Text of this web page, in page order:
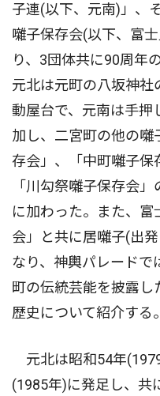
子連(以下、元南)」、
囃子保存会(以下、富
り、3団体共に90周年
元北は元町の八坂神
動屋台で、元南は手押
加し、二宮町の他の
存会」、「中町囃子保
「川勾祭囃子保存会
に加わった。また、
会」と共に居囃子(出
なり、神輿パレードで
町の伝統芸能を披露し
歴史について紹介する。
元北は昭和54年
(1985年)に発足し、共